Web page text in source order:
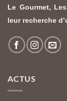
Le Gourmet,
leur recherche
ACTUS